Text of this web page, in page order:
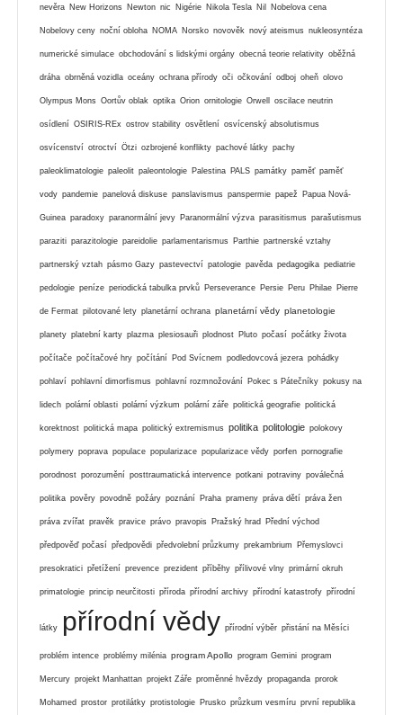
nevěra New Horizons Newton nic Nigérie Nikola Tesla Nil Nobelova cena
Nobelovy ceny noční obloha NOMA Norsko novověk nový ateismus nukleosyntéza
numerické simulace obchodování s lidskými orgány obecná teorie relativity oběžná
dráha obrněná vozidla oceány ochrana přírody oči očkování odboj oheň olovo
Olympus Mons Oortův oblak optika Orion ornitologie Orwell oscilace neutrin
osídlení OSIRIS-REx ostrov stability osvětlení osvícenský absolutismus
osvícenství otroctví Ötzi ozbrojené konflikty pachové látky pachy
paleoklimatologie paleolit paleontologie Palestina PALS památky paměť paměť
vody pandemie panelová diskuse panslavismus panspermie papež Papua Nová-
Guinea paradoxy paranormální jevy Paranormální výzva parasitismus parašutismus
paraziti parazitologie pareidolie parlamentarismus Parthie partnerské vztahy
partnerský vztah pásmo Gazy pastevectví patologie pavěda pedagogika pediatrie
pedologie peníze periodická tabulka prvků Perseverance Persie Peru Philae Pierre
de Fermat pilotované lety planetární ochrana planetární vědy planetologie
planety platební karty plazma plesiosauři plodnost Pluto počasí počátky života
počítače počítačové hry počítání Pod Svícnem podledovcová jezera pohádky
pohlaví pohlavní dimorfismus pohlavní rozmnožování Pokec s Pátečníky pokusy na
lidech polární oblasti polární výzkum polární záře politická geografie politická
korektnost politická mapa politický extremismus politika politologie polokovy
polymery poprava populace popularizace popularizace vědy porfen pornografie
porodnost porozumění posttraumatická intervence potkani potraviny poválečná
politika pověry povodně požáry poznání Praha prameny práva dětí práva žen
práva zvířat pravěk pravice právo pravopis Pražský hrad Přední východ
předpověď počasí předpovědi předvolební průzkumy prekambrium Přemyslovci
presokratici přetížení prevence prezident příběhy přílivové vlny primární okruh
primatologie princip neurčitosti příroda přírodní archivy přírodní katastrofy přírodní
látky přírodní vědy přírodní výběr přistání na Měsíci
problém intence problémy milénia program Apollo program Gemini program
Mercury projekt Manhattan projekt Záře proměnné hvězdy propaganda prorok
Mohamed prostor protilátky protistologie Prusko průzkum vesmíru první republika